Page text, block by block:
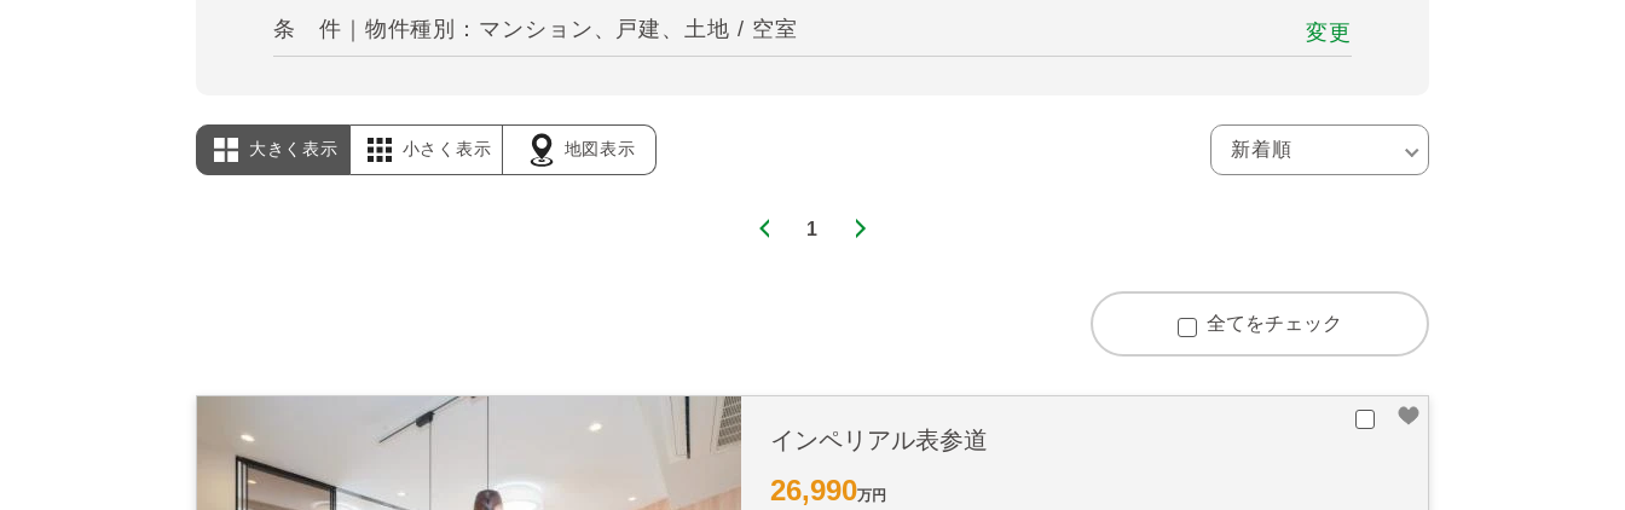
条 件｜物件種別：マンション、戸建、土地 / 空室 変更
大きく表示 小さく表示 地図表示
1
全てをチェック
インペリアル表参道
26,990万円